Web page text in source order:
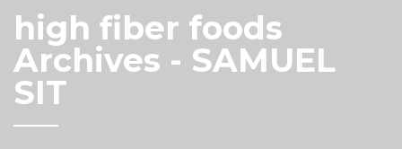
high fiber foods
Archives - SAMUEL
SIT